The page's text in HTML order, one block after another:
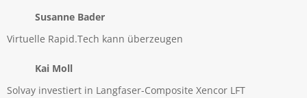
Susanne Bader
Virtuelle Rapid.Tech kann überzeugen
Kai Moll
Solvay investiert in Langfaser-Composite Xencor LFT